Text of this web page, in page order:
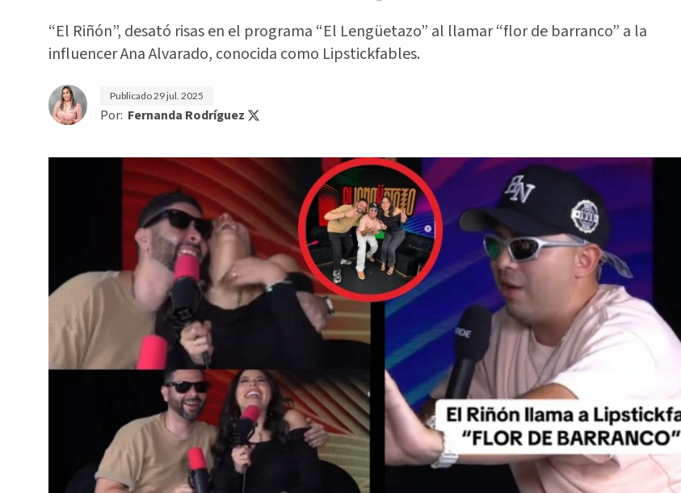
“El Riñón”, desató risas en el programa “El Lengüetazo” al llamar “flor de barranco” a la
influencer Ana Alvarado, conocida como Lipstickfables.
Publicado29 jul. 2025
Por: Fernanda Rodríguez